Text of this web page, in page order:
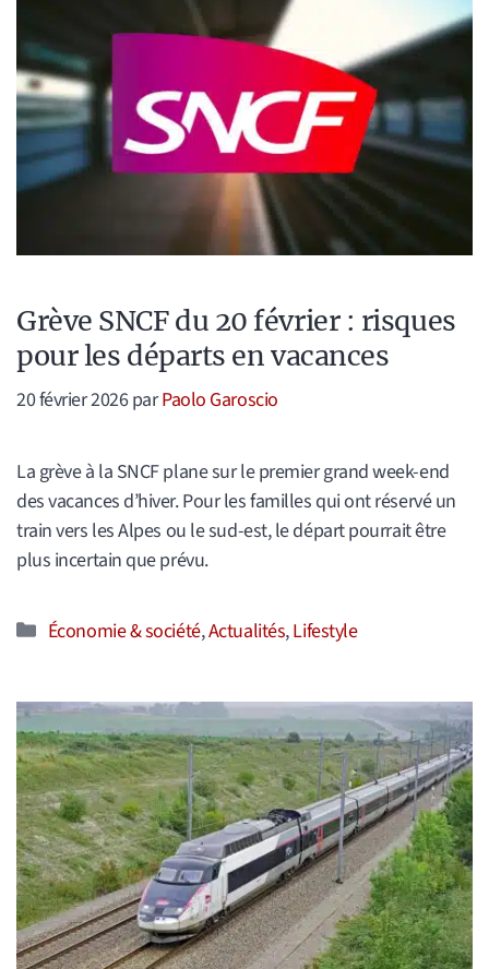
Grève SNCF du 20 février : risques
pour les départs en vacances
20 février 2026parPaolo Garoscio
La grève à la SNCF plane sur le premier grand week-end
des vacances d’hiver. Pour les familles qui ont réservé un
train vers les Alpes ou le sud-est, le départ pourrait être
plus incertain que prévu.
Catégories
Économie & société,Actualités,Lifestyle